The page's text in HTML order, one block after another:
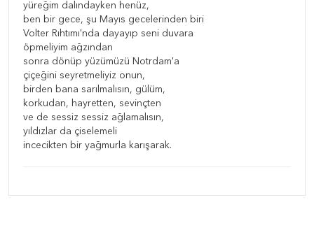
yüreğim dalındayken henüz,
ben bir gece, şu Mayıs gecelerinden biri
Volter Rıhtımı'nda dayayıp seni duvara
öpmeliyim ağzından
sonra dönüp yüzümüzü Notrdam'a
çiçeğini seyretmeliyiz onun,
birden bana sarılmalısın, gülüm,
korkudan, hayretten, sevinçten
ve de sessiz sessiz ağlamalısın,
yıldızlar da çiselemeli
incecikten bir yağmurla karışarak.